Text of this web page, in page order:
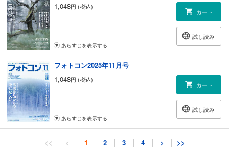
情報
134 オリンパスPENで作品づくりを楽しもう in 北九州
樋口徳男／大川とみえ／田渕昭彦／津嶋富江／松尾眞知江／溝口眞知子
146 富士フイルムフォトサロンで個展を目指そう
インタビュー 高倉百合子さん
154 カメラグランプリ2014発表！
196 アローカメラから
「カメラ提供意思表示カード」が登場
210 ニコンカレッジワンポイントレッスン
今月のテーマ「あじさい」 梶山博明先生
229 新刊案内
230 VoiceParty【読者のページ】
232 ニュースファイル【写真界の話題】
234 全国情報ファイル【全国の話題】
1,048円 (税込)
カート
試し読み
あらすじを表示する
フォトコン2025年11月号
1,048円 (税込)
カート
試し読み
あらすじを表示する
フォトコン2025年10月号
<< < 1 2 3 4 > >>